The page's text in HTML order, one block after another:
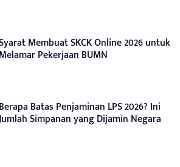
Membuat SKCK Online 2026 untuk
Melamar Pekerjaan BUMN
Berapa Batas Penjaminan LPS 2026? Ini
Simpanan yang Dijamin Negara